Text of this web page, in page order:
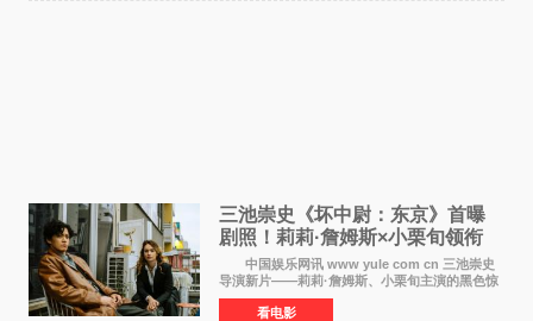
三池崇史《坏中尉：东京》首曝
剧照！莉莉·詹姆斯×小栗旬领衔
黑色惊悚再升级
中国娱乐网讯 www yule com cn 三池崇史
导演新片——莉莉·詹姆斯、小栗旬主演的黑色惊
悚电影《坏中尉：东京》首曝剧照。继阿贝尔·费
拉拉&times;哈威·凯特尔的1992年《坏中尉》和
看电影